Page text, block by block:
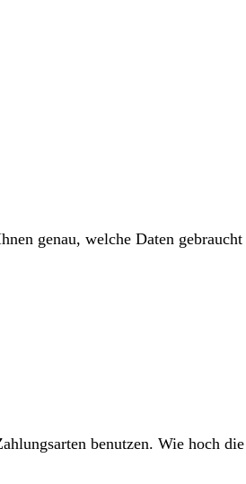
genau, welche Daten
benutzen. Wie hoch